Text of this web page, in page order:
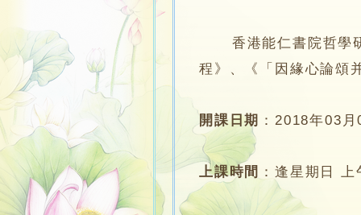
香港能仁書院哲學研
程》、《「因緣心論頌
開課日期 ：2018年03月
上課時間 ：逢星期日